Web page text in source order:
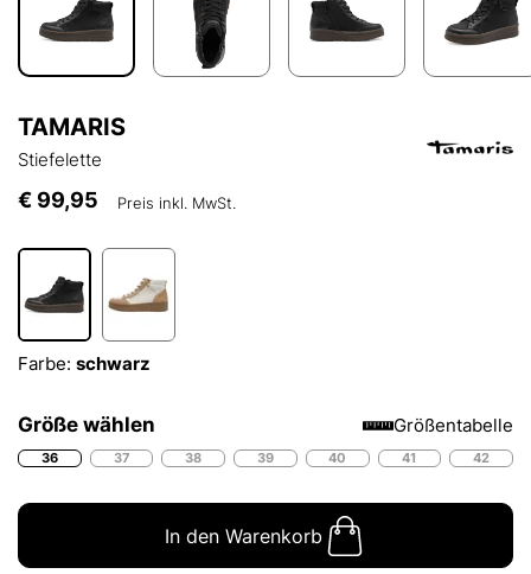
TAMARIS
Stiefelette
€ 99,95 Preis inkl. MwSt.
Farbe: schwarz
Größe wählen Größentabelle
36 37 38 39 40 41 42
In den Warenkorb